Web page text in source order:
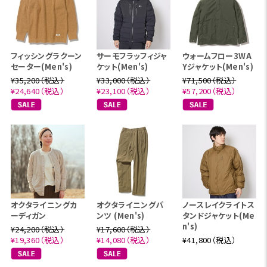
フィッシングラクーン
セーター(Men's)
¥35,200（税込）
¥24,640（税込）
サーモフラッフィジャ
ケット(Men's)
¥33,000（税込）
¥23,100（税込）
ウォームフロー3WA
Yジャケット(Men's)
¥71,500（税込）
¥57,200（税込）
オクタライニングカ
ーディガン
¥24,200（税込）
¥19,360（税込）
オクタライニングパ
ンツ (Men's)
¥17,600（税込）
¥14,080（税込）
ノースレイクライトス
タンドジャケット(Me
n's)
¥41,800（税込）